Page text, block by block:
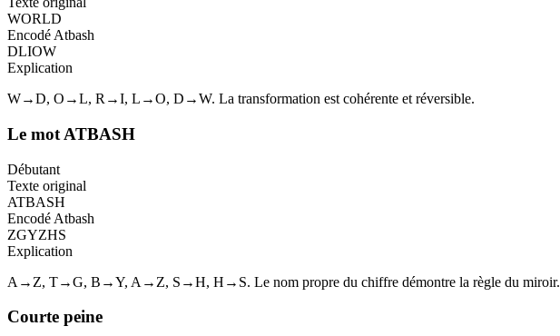
WORLD
Encodé Atbash
DLIOW
Explication
W→D, O→L, R→I, L→O, D→W. La transformation est cohérente et réversible.
Le mot ATBASH
Débutant
Texte original
ATBASH
Encodé Atbash
ZGYZHS
Explication
A→Z, T→G, B→Y, A→Z, S→H, H→S. Le nom propre du chiffre démontre la règle du miroir.
Courte peine